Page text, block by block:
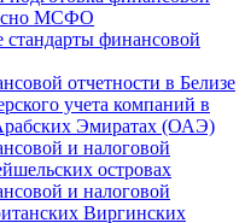
МСФО
финансовой
отчетности в Белизе
учета компаний в
Эмиратах (ОАЭ)
и налоговой
островах
и налоговой
Виргинских